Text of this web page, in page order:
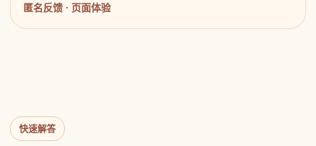
匿名反馈 · 页面体验
快速解答